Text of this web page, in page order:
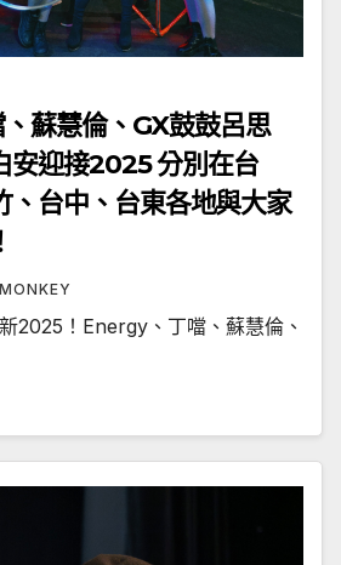
蘇慧倫、GX鼓鼓呂思
安迎接2025 分別在台
、台中、台東各地與大家
MONKEY
2025！Energy、丁噹、蘇慧倫、